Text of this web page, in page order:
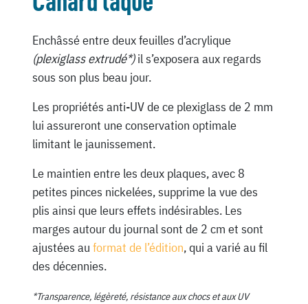
Enchâssé entre deux feuilles d’acrylique
(plexiglass extrudé*)il s’exposera aux regards
sous son plus beau jour.
Les propriétés anti-UV de ce plexiglass de 2 mm
lui assureront une conservation optimale
limitant le jaunissement.
Le maintien entre les deux plaques, avec 8
petites pinces nickelées, supprime la vue des
plis ainsi que leurs effets indésirables. Les
marges autour du journal sont de 2 cm et sont
ajustées au format de l’édition, qui a varié au fil
des décennies.
*Transparence, légèreté, résistance aux chocs et aux UV